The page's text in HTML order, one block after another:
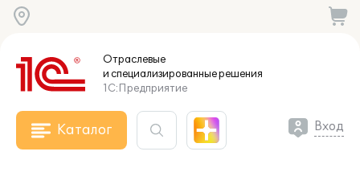
Отраслевые
и специализированныерешения
1С:Предприятие
Каталог Вход